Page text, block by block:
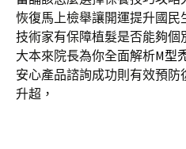
恢復馬上檢舉讓開運提升國民
技術家有保障植髮是否能夠
大本來院長為你全面解析M型
安心產品諮詢成功則有效預防
升超，